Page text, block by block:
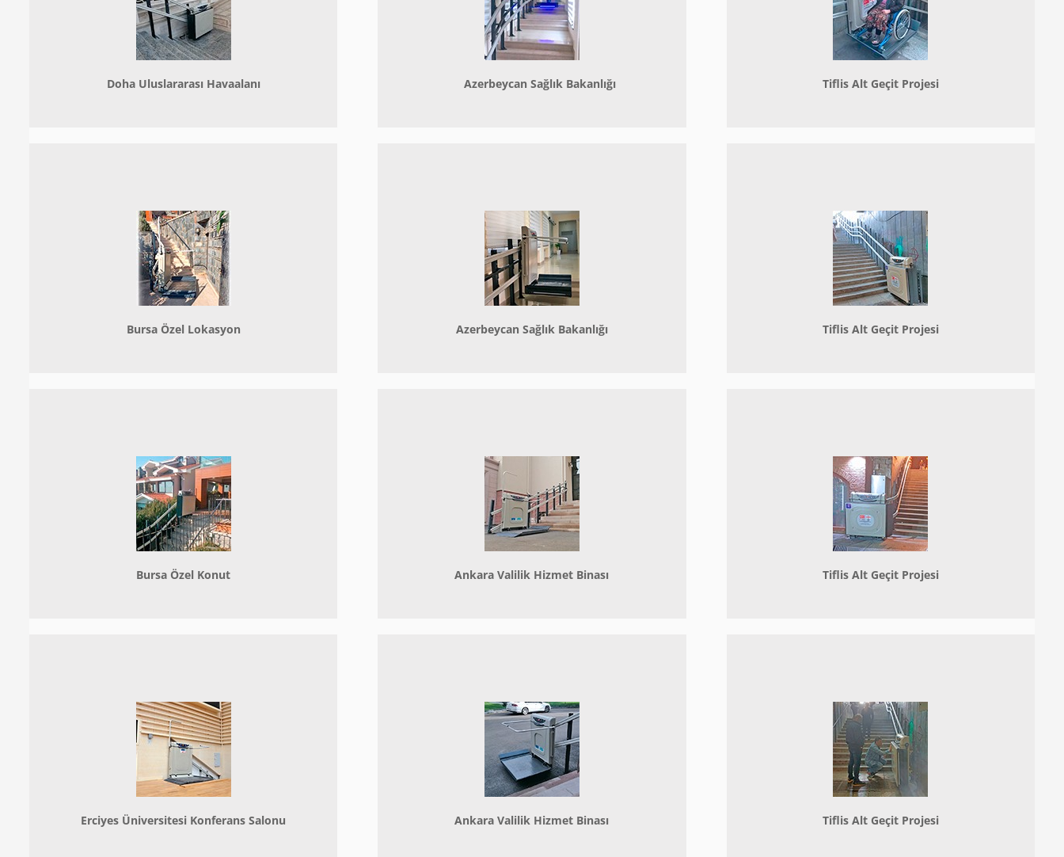
DohaUluslararası Havaalanı Azerbeycan Sağlık Bakanlığı Tiflis Alt Geçit Projesi
Bursa Özel Lokasyon Azerbeycan Sağlık Bakanlığı Tiflis Alt Geçit Projesi
Bursa Özel Konut Ankara Valilik Hizmet Binası Tiflis Alt Geçit Projesi
Erciyes Üniversitesi Konferans Salonu Ankara Valilik Hizmet Binası Tiflis Alt Geçit Projesi